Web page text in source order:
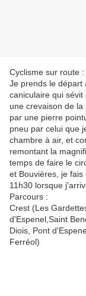
Cyclisme sur route :
Je prends le départ
caniculaire qui sévit
une crevaison de
par une pierre
pneu par celui que
chambre à air, et
remontant la
temps de faire le
et Bouvières, je
11h30 lorsque
Parcours :
Crest (Les
d'Espenel,Saint
Diois, Pont
Ferréol)